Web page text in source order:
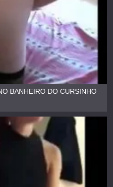
BANHEIRO DO CURSINHO